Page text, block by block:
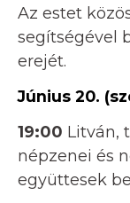
Az estet
segítségével
erejét.
Június 20.
19:00 Litván,
népzenei és
együttesek